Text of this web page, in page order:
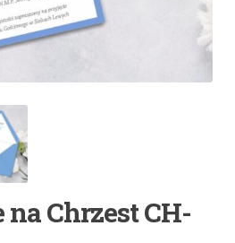
na Chrzest CH-